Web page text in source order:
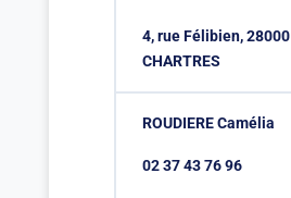
4, rue Félibien, 28000
CHARTRES
ROUDIERE Camélia
02 37 43 76 96